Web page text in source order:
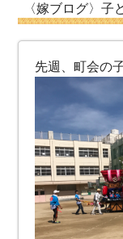
〈嫁ブログ〉子
先週、町会の